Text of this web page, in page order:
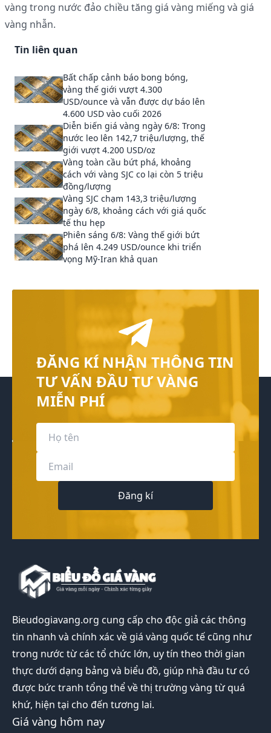
vàng trong nước đảo chiều tăng giá vàng miếng và giá
vàng nhẫn.
Tin liên quan
Bất chấp cảnh báo bong bóng,
vàng thế giới vượt 4.300
USD/ounce và vẫn được dự báo lên
4.600 USD vào cuối 2026
Diễn biến giá vàng ngày 6/8: Trong
nước leo lên 142,7 triệu/lượng, thế
giới vượt 4.200 USD/oz
Vàng toàn cầu bứt phá, khoảng
cách với vàng SJC co lại còn 5 triệu
đồng/lượng
Vàng SJC chạm 143,3 triệu/lượng
ngày 6/8, khoảng cách với giá quốc
tế thu hẹp
Phiên sáng 6/8: Vàng thế giới bứt
phá lên 4.249 USD/ounce khi triển
vọng Mỹ-Iran khả quan
ĐĂNG KÍ NHẬN THÔNG TIN
TƯ VẤN ĐẦU TƯ VÀNG
MIỄN PHÍ
Đăng kí
Bieudogiavang.org cung cấp cho độc giả các thông
tin nhanh và chính xác về giá vàng quốc tế cũng như
trong nước từ các tổ chức lớn, uy tín theo thời gian
thực dưới dạng bảng và biểu đồ, giúp nhà đầu tư có
được bức tranh tổng thể về thị trường vàng từ quá
khứ, hiện tại cho đến tương lai.
Giá vàng hôm nay